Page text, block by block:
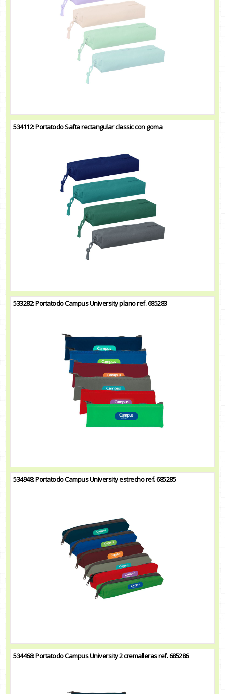
534112: Portatodo Safta rectangular classic con goma
533282: Portatodo Campus University plano ref. 685283
534948: Portatodo Campus University estrecho ref. 685285
534468: Portatodo Campus University 2 cremalleras ref. 685286